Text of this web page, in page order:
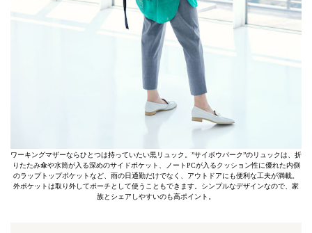
ワーキングマザーならひとつは持っていたい黒リュック。”サイボウパーク”のリュックは、折
りたたみ傘や水筒が入る深めのサイドポケット、ノートPCが入るクッション性に優れた内側
のラップトップポケットなど、雨の日通勤だけでなく、アウトドアにも便利な工夫が満載。
外ポケットは取り外してポーチとして使うこともできます。シンプルなデザインなので、家
族とシェアしやすいのも高ポイント。